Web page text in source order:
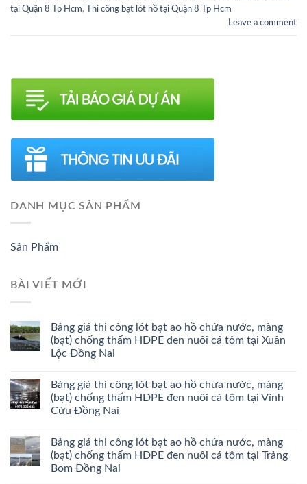
tại Quận 8 Tp Hcm,
Thi công bạt lót hồ tại Quận 8 Tp Hcm
Leave a comment
DANH MỤC SẢN PHẨM
Sản Phẩm
BÀI VIẾT MỚI
Bảng giá thi công lót bạt ao hồ chứa nước, màng
(bạt) chống thấm HDPE đen nuôi cá tôm tại Xuân
Lộc Đồng Nai
Bảng giá thi công lót bạt ao hồ chứa nước, màng
(bạt) chống thấm HDPE đen nuôi cá tôm tại Vĩnh
Cửu Đồng Nai
Bảng giá thi công lót bạt ao hồ chứa nước, màng
(bạt) chống thấm HDPE đen nuôi cá tôm tại Trảng
Bom Đồng Nai